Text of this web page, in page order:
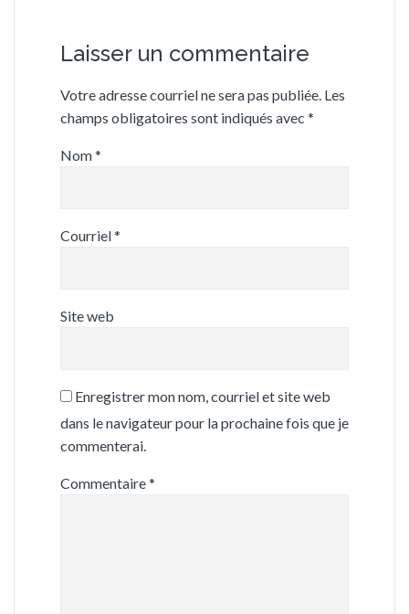
Laisser un commentaire
Votre adresse courriel ne sera pas publiée. Les
champs obligatoires sont indiqués avec *
Nom*
Courriel*
Site web
Enregistrer mon nom, courriel et site web
dans le navigateur pour la prochaine fois que je
commenterai.
Commentaire*